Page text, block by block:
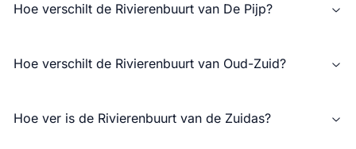
Hoe verschilt de Rivierenbuurt van De Pijp?
Hoe verschilt de Rivierenbuurt van Oud-Zuid?
Hoe ver is de Rivierenbuurt van de Zuidas?